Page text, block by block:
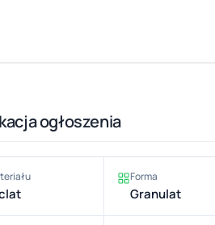
ogłoszenia
Forma
Granulat